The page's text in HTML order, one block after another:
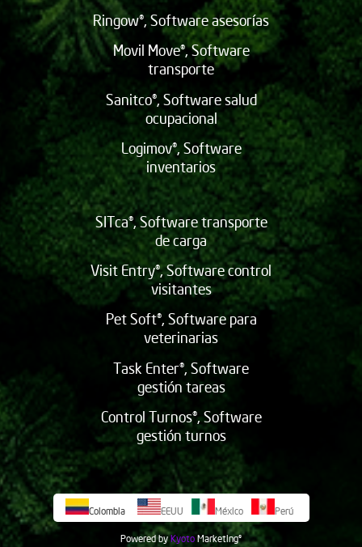
Ringow®, Software asesorías
Movil Move®, Software
transporte
Sanitco®, Software salud
ocupacional
Logimov®, Software
inventarios
SITca®, Software transporte
de carga
Visit Entry®, Software control
visitantes
Pet Soft®, Software para
veterinarias
Task Enter®, Software
gestión tareas
Control Turnos®, Software
gestión turnos
Colombia EEUU México Perú
Powered by KyotoMarketing©